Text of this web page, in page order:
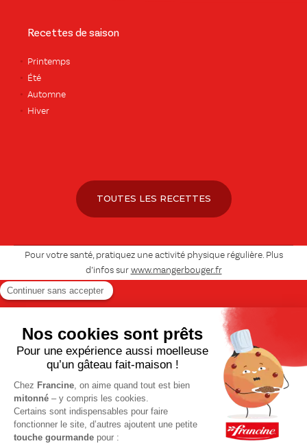
Recettes de saison
Printemps
Été
Automne
Hiver
TOUTES LES RECETTES
Pour votre santé, pratiquez une activité physique régulière. Plus
d’infos sur www.mangerbouger.fr